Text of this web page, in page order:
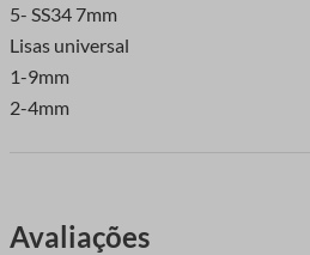
5- SS34 7mm
Lisas universal
1-9mm
2-4mm
Avaliações